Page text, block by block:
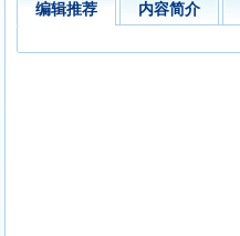
编辑推荐 内容简介